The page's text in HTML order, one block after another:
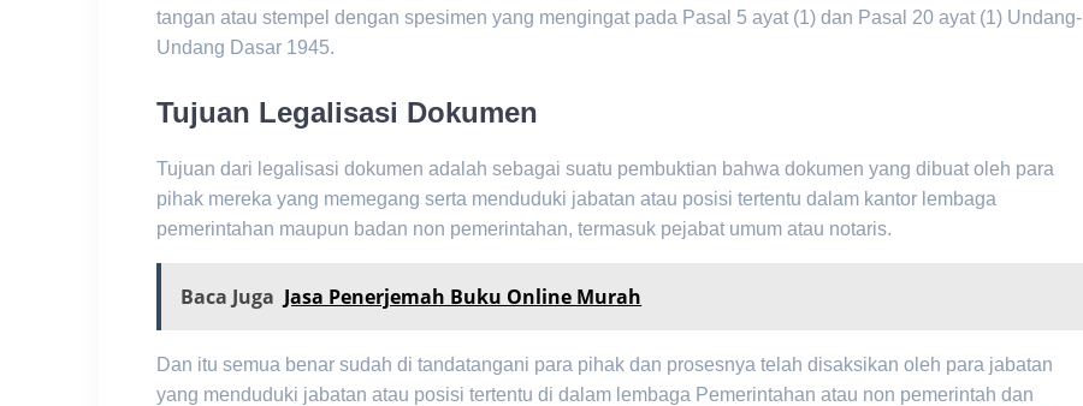
tangan atau stempel dengan spesimen yang mengingat pada Pasal 5 ayat (1) dan Pasal 20 ayat (1) Undang-
Undang Dasar 1945.
Tujuan Legalisasi Dokumen
Tujuan dari legalisasi dokumen adalah sebagai suatu pembuktian bahwa dokumen yang dibuat oleh para
pihak mereka yang memegang serta menduduki jabatan atau posisi tertentu dalam kantor lembaga
pemerintahan maupun badan non pemerintahan, termasuk pejabat umum atau notaris.
Baca Juga Jasa Penerjemah Buku Online Murah
Dan itu semua benar sudah di tandatangani para pihak dan prosesnya telah disaksikan oleh para jabatan
yang menduduki jabatan atau posisi tertentu di dalam lembaga Pemerintahan atau non pemerintah dan